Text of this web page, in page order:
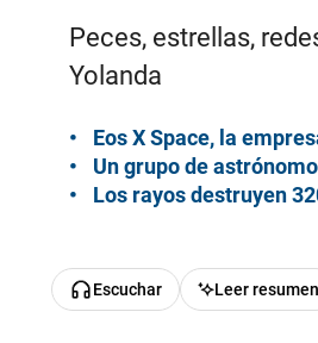
Peces, estrellas,
Yolanda
Eos X Space, la
Un grupo de
Los rayos destruyen
Escuchar Leer resumen